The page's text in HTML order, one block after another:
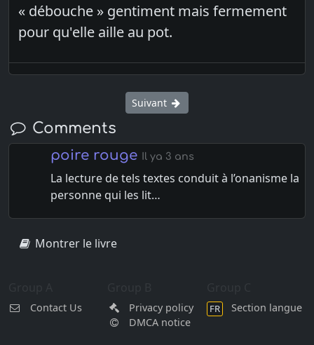
« débouche » gentiment mais fermement
pour qu'elle aille au pot.
Suivant
Comments
poire rouge Il ya 3 ans
La lecture de tels textes conduit à l’onanisme la
personne qui les lit…
Montrer le livre
Contact Us
Privacy policy
DMCA notice
FR Section langue